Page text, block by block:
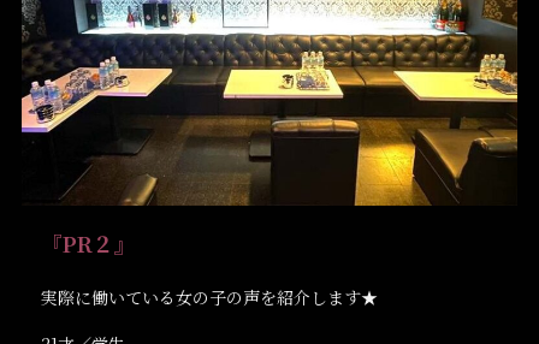
『PR２』
実際に働いている女の子の声を紹介します★